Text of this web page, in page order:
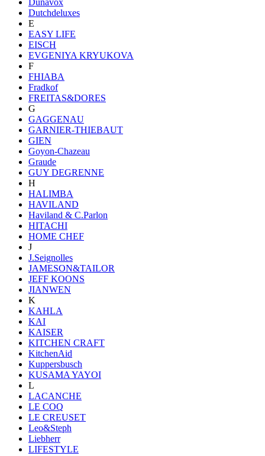
Dutchdeluxes
E
EASY LIFE
EISCH
EVGENIYA KRYUKOVA
F
FHIABA
Fradkof
FREITAS&DORES
G
GAGGENAU
GARNIER-THIEBAUT
GIEN
Goyon-Chazeau
Graude
GUY DEGRENNE
H
HALIMBA
HAVILAND
Haviland & C.Parlon
HITACHI
HOME CHEF
J
J.Seignolles
JAMESON&TAILOR
JEFF KOONS
JIANWEN
K
KAHLA
KAI
KAISER
KITCHEN CRAFT
KitchenAid
Kuppersbusch
KUSAMA YAYOI
L
LACANCHE
LE COQ
LE CREUSET
Leo&Steph
Liebherr
LIFESTYLE